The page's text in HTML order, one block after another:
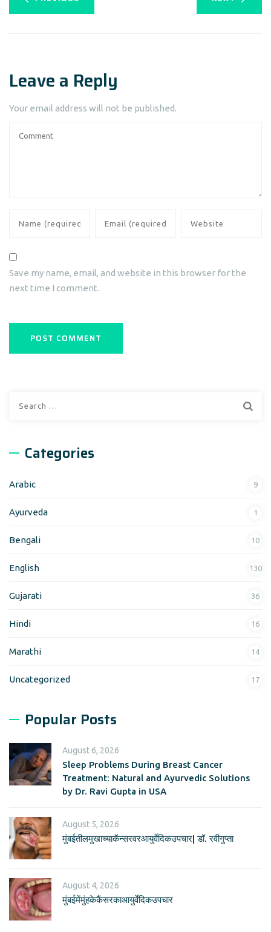
Leave a Reply
Your email address will not be published.
Save my name, email, and website in this browser for the
next time I comment.
Categories
Arabic 9
Ayurveda 1
Bengali 10
English 130
Gujarati 36
Hindi 16
Marathi 14
Uncategorized 17
Popular Posts
August 6, 2026
Sleep Problems During Breast Cancer
Treatment: Natural and Ayurvedic Solutions
by Dr. Ravi Gupta in USA
August 5, 2026
मुंबईतीलमुखाच्याकॅन्सरवरआयुर्वेदिकउपचार| डॉ. रवीगुप्ता
August 4, 2026
मुंबईमेंमुंहकेकैंसरकाआयुर्वेदिकउपचार